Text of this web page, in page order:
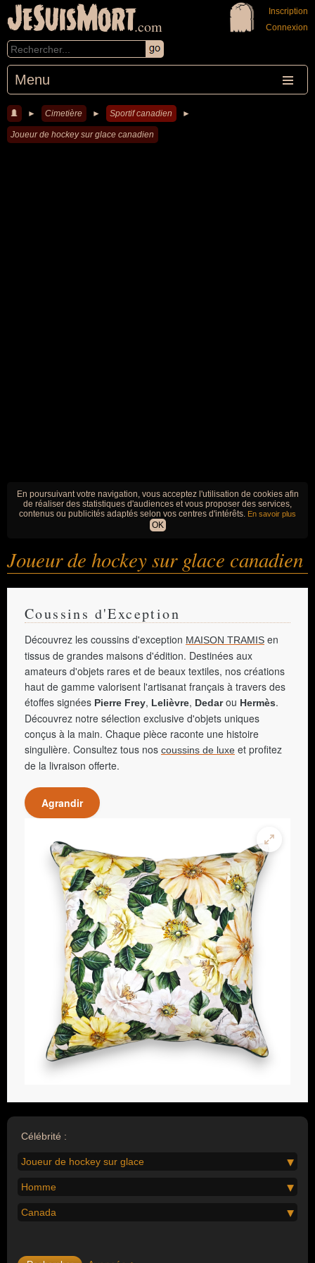
JeSuisMort.com
Menu
Inscription
Connexion
► Cimetière ► Sportif canadien ►
Joueur de hockey sur glace canadien
En poursuivant votre navigation, vous acceptez l'utilisation de cookies afin
de réaliser des statistiques d'audiences et vous proposer des services,
contenus ou publicités adaptés selon vos centres d'intérêts. En savoir plus
OK
Joueur de hockey sur glace canadien
Coussins d'Exception
Découvrez les coussins d'exception MAISON TRAMIS en
tissus de grandes maisons d'édition. Destinées aux
amateurs d'objets rares et de beaux textiles, nos créations
haut de gamme valorisent l'artisanat français à travers des
étoffes signées Pierre Frey, Lelièvre, Dedarou Hermès.
Découvrez notre sélection exclusive d'objets uniques
conçus à la main. Chaque pièce raconte une histoire
singulière. Consultez tous nos coussins de luxe et profitez
de la livraison offerte.
Agrandir
Célébrité :
Joueur de hockey sur glace
Homme
Canada